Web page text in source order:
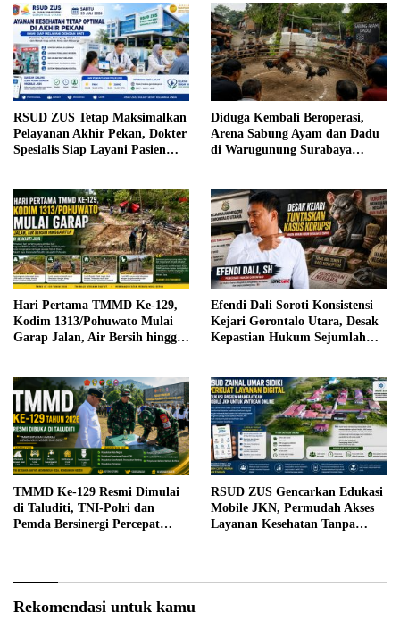
RSUD ZUS Tetap Maksimalkan
Pelayanan Akhir Pekan, Dokter
Spesialis Siap Layani Pasien
Diduga Kembali Beroperasi,
Arena Sabung Ayam dan Dadu
di Warugunung Surabaya
Hari Pertama TMMD Ke-129,
Kodim 1313/Pohuwato Mulai
Garap Jalan, Air Bersih hingga
Efendi Dali Soroti Konsistensi
Kejari Gorontalo Utara, Desak
Kepastian Hukum Sejumlah
TMMD Ke-129 Resmi Dimulai
di Taluditi, TNI-Polri dan
Pemda Bersinergi Percepat
RSUD ZUS Gencarkan Edukasi
Mobile JKN, Permudah Akses
Layanan Kesehatan Tanpa
Rekomendasi untuk kamu